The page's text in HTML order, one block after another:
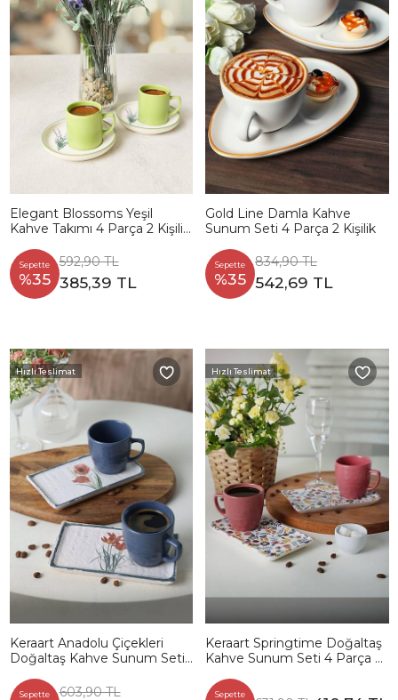
Elegant Blossoms Yeşil
Kahve Takımı 4 Parça 2 Kişilik
Sepette
%35
592,90 TL
385,39 TL
Gold Line Damla Kahve
Sunum Seti 4 Parça 2 Kişilik
Sepette
%35
834,90 TL
542,69 TL
Hızlı Teslimat
Keraart Anadolu Çiçekleri
Doğaltaş Kahve Sunum Seti
Sepette 603,90 TL
Hızlı Teslimat
Keraart Springtime Doğaltaş
Kahve Sunum Seti 4 Parça 2
Sepette